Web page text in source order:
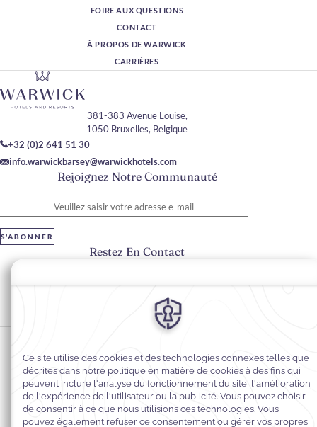
FOIRE AUX QUESTIONS
CONTACT
À PROPOS DE WARWICK
CARRIÈRES
Rejoignez Notre Communauté
S'ABONNER
381-383 Avenue Louise,
1050 Bruxelles, Belgique
+32 (0)2 641 51 30
info.warwickbarsey@warwickhotels.com
Restez En Contact
#hôtelBarseybyWarwick
Préférences en matière de cookies
Politique de confidentialité
Politique en matière de cookies
Accessibilité du Web
Mentions légales
Conditions générales de vente